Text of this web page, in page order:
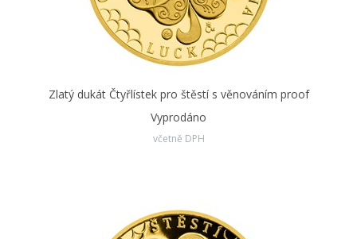
Zlatý dukát Čtyřlístek pro štěstí s věnováním proof
Vyprodáno
včetně DPH